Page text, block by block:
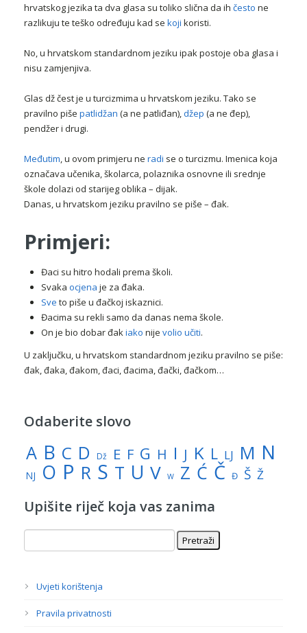
hrvatskog jezika ta dva glasa su toliko slična da ih često ne
razlikuju te teško određuju kad se koji koristi.
No, u hrvatskom standardnom jeziku ipak postoje oba glasa i
nisu zamjenjiva.
Glas dž čest je u turcizmima u hrvatskom jeziku. Tako se
pravilno piše patlidžan (a ne patliđan),džep (a ne đep),
pendžer i drugi.
Međutim, u ovom primjeru ne radi se o turcizmu. Imenica koja
označava učenika, školarca, polaznika osnovne ili srednje
škole dolazi od starijeg oblika – dijak.
Danas, u hrvatskom jeziku pravilno se piše – đak.
Primjeri:
Đaci su hitro hodali prema školi.
Svaka ocjena je za đaka.
Sve to piše u đačkoj iskaznici.
Đacima su rekli samo da danas nema škole.
On je bio dobar đakiako nije volio učiti.
U zaključku, u hrvatskom standardnom jeziku pravilno se piše:
đak, đaka, đakom, đaci, đacima, đački, đačkom…
Odaberite slovo
A B C D Dž E F G H I J K L LJ M N
NJ O P R S T U V W Z Ć Č Đ Š Ž
Upišite riječ koja vas zanima
Uvjeti korištenja
Pravila privatnosti